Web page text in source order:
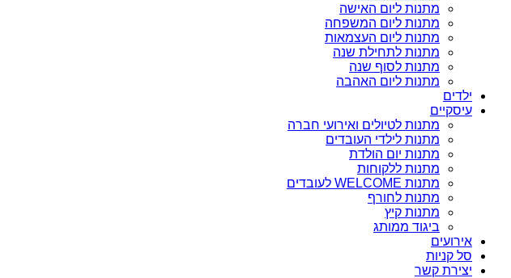
מתנות ליום האישה
מתנות ליום המשפחה
מתנות ליום העצמאות
מתנות לתחילת שנה
מתנות לסוף שנה
מתנות ליום האהבה
ילדים
עיסקיים
מתנות לטיולים ואירועי חברה
מתנות לילדי העובדים
מתנות יום הולדת
מתנות ללקוחות
מתנות WELCOME לעובדים
מתנות לחורף
מתנות קיץ
ביגוד ממותג
אירועים
סל קניות
יצירת קשר